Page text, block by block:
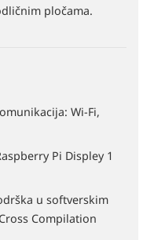
pločama.
Wi-Fi,
Pi Displey 1
u softverskim
Compilation